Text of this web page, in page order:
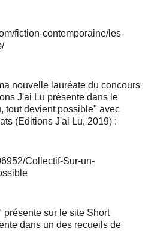
fiction-contemporaine/les-
nouvelle lauréate du concours
J'ai Lu présente dans le
tout devient possible" avec
(Editions J'ai Lu, 2019) :
Collectif-Sur-un-
sur le site Short
dans un des recueils de